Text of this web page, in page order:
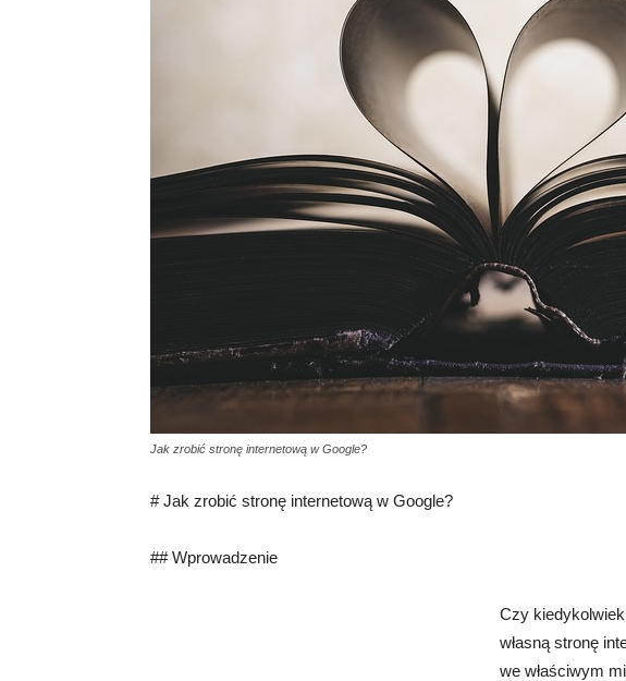
Jak zrobić stronę internetową w Google?
# Jak zrobić stronę internetową w Google?
## Wprowadzenie
Czy
własną stronę
we właściwym